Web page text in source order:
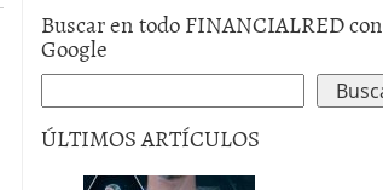
Buscar en todo FINANCIALRED con
Google
ÚLTIMOS ARTÍCULOS